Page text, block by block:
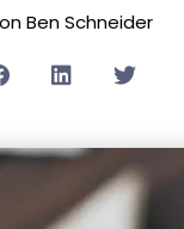
Ben Schneider